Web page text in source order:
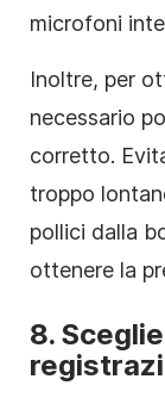
microfoni
Inoltre, per
necessario
corretto.
troppo
pollici dalla
ottenere la
8.